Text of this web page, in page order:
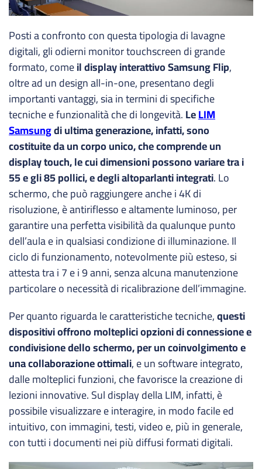
Posti a confronto con questa tipologia di lavagne
digitali, gli odierni monitor touchscreen di grande
formato, comeil display interattivo Samsung Flip,
oltre ad un design all-in-one, presentano degli
importanti vantaggi, sia in termini di specifiche
tecniche e funzionalità che di longevità.LeLIM
Samsungdi ultima generazione, infatti, sono
costituite da un corpo unico, che comprende un
display touch, le cui dimensioni possono variare tra i
55 e gli 85 pollici, e degli altoparlanti integrati. Lo
schermo, che può raggiungere anche i 4K di
risoluzione, è antiriflesso e altamente luminoso, per
garantire una perfetta visibilità da qualunque punto
dell’aula e in qualsiasi condizione di illuminazione. Il
ciclo di funzionamento, notevolmente più esteso, si
attesta tra i 7 e i 9 anni, senza alcuna manutenzione
particolare o necessità di ricalibrazione dell’immagine.
Per quanto riguarda le caratteristiche tecniche,questi
dispositivi offrono molteplici opzioni di connessione e
condivisione dello schermo, per un coinvolgimento e
una collaborazione ottimali, e un software integrato,
dalle molteplici funzioni, che favorisce la creazione di
lezioni innovative. Sul display della LIM, infatti, è
possibile visualizzare e interagire, in modo facile ed
intuitivo, con immagini, testi, video e, più in generale,
con tutti i documenti nei più diffusi formati digitali.